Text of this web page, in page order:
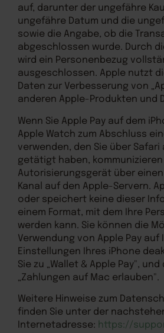
auf, darunter der ungefähre
ungefähre Datum und die
sowie die Angabe, ob die
abgeschlossen wurde. Durch
wird ein Personenbezug
ausgeschlossen. Apple nutzt
Daten zur Verbesserung von
anderen Apple-Produkten und
Wenn Sie Apple Pay auf dem
Apple Watch zum Abschluss
verwenden, den Sie über Safari
getätigt haben,
Autorisierungsgerät über
Kanal auf den Apple-Servern.
oder speichert keine dieser
einem Format, mit dem Ihre
werden kann. Sie können die
Verwendung von Apple Pay auf
Einstellungen Ihres iPhone
Sie zu „Wallet & Apple Pay",
„Zahlungen auf Mac erlauben".
Weitere Hinweise zum
finden Sie unter der
Internetadresse: https://